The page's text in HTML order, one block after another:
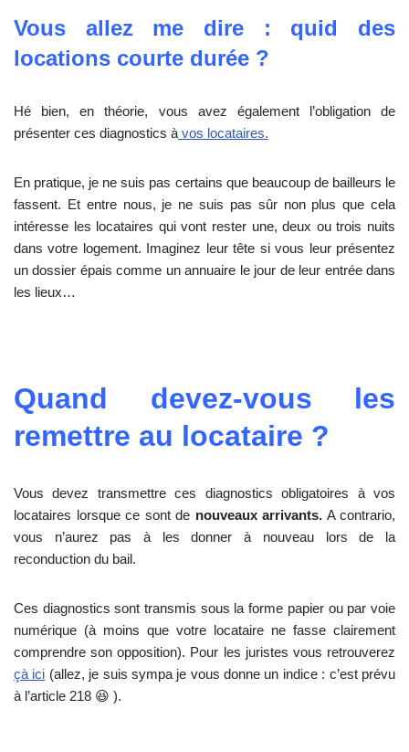
Vous allez me dire : quid des
locations courte durée ?
Hé bien, en théorie, vous avez également l’obligation de
présenter ces diagnostics à vos locataires.
En pratique, je ne suis pas certains que beaucoup de bailleurs le
fassent. Et entre nous, je ne suis pas sûr non plus que cela
intéresse les locataires qui vont rester une, deux ou trois nuits
dans votre logement. Imaginez leur tête si vous leur présentez
un dossier épais comme un annuaire le jour de leur entrée dans
les lieux…
Quand devez-vous les
remettre au locataire ?
Vous devez transmettre ces diagnostics obligatoires à vos
locataires lorsque ce sont de nouveaux arrivants. A contrario,
vous n’aurez pas à les donner à nouveau lors de la
reconduction du bail.
Ces diagnostics sont transmis sous la forme papier ou par voie
numérique (à moins que votre locataire ne fasse clairement
comprendre son opposition). Pour les juristes vous retrouverez
çà ici (allez, je suis sympa je vous donne un indice : c’est prévu
à l’article 218 😆 ).